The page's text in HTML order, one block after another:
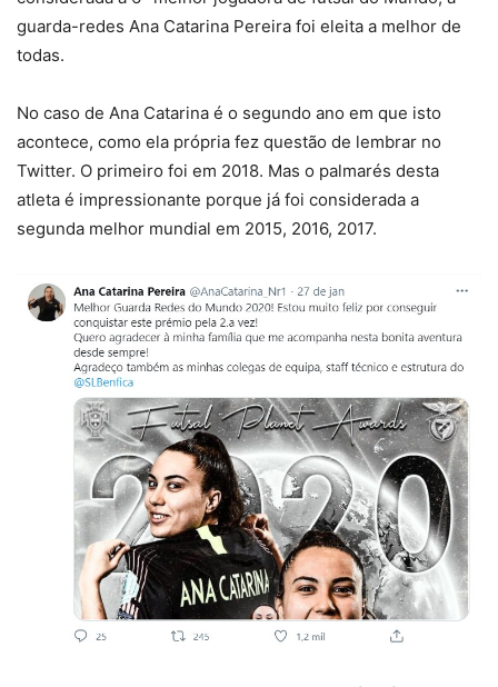
guarda-redes Ana Catarina Pereira foi eleita a melhor de
todas.
No caso de Ana Catarina é o segundo ano em que isto
acontece, como ela própria fez questão de lembrar no
Twitter. O primeiro foi em 2018. Mas o palmarés desta
atleta é impressionante porque já foi considerada a
segunda melhor mundial em 2015, 2016, 2017.